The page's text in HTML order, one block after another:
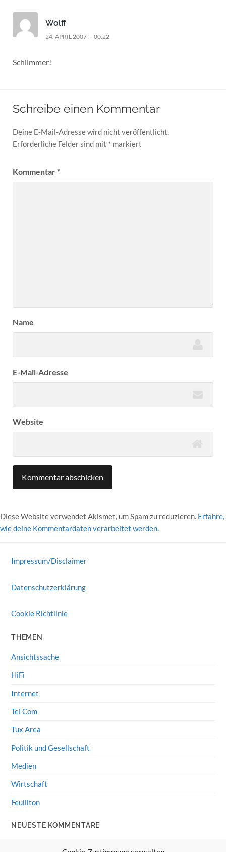
Wolff
24. APRIL 2007 — 00:22
Schlimmer!
Schreibe einen Kommentar
Deine E-Mail-Adresse wird nicht veröffentlicht.
Erforderliche Felder sind mit * markiert
Kommentar*
Name
E-Mail-Adresse
Website
Diese Website verwendet Akismet, um Spam zu reduzieren. Erfahre,
wie deine Kommentardaten verarbeitet werden.
Impressum/Disclaimer
Datenschutzerklärung
Cookie Richtlinie
THEMEN
Ansichtssache
HiFi
Internet
Tel Com
Tux Area
Politik und Gesellschaft
Medien
Wirtschaft
Feuillton
NEUESTE KOMMENTARE